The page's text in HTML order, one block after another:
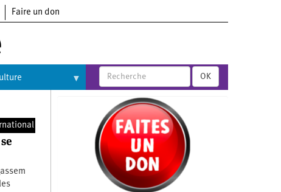
Faire un don
OK